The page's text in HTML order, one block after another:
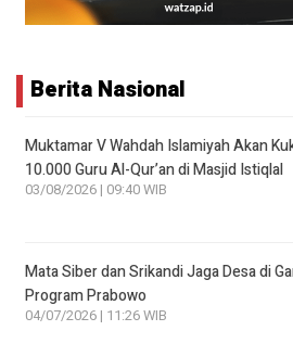
Berita Nasional
Muktamar V Wahdah Islamiyah Akan
10.000 Guru Al-Qur’an di Masjid Istiqlal
03/08/2026 | 09:40 WIB
Mata Siber dan Srikandi Jaga Desa di
Program Prabowo
04/07/2026 | 11:26 WIB